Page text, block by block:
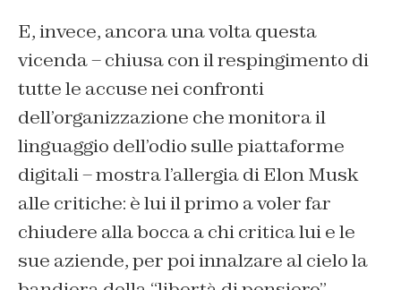
E, invece, ancora una volta questa
vicenda – chiusa con il respingimento di
tutte le accuse nei confronti
dell’organizzazione che monitora il
linguaggio dell’odio sulle piattaforme
digitali – mostra l’allergia di Elon Musk
alle critiche: è lui il primo a voler far
chiudere alla bocca a chi critica lui e le
sue aziende, per poi innalzare al cielo la